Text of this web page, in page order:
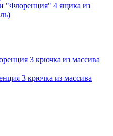
"Флоренция" 4 ящика из
3 крючка из массива